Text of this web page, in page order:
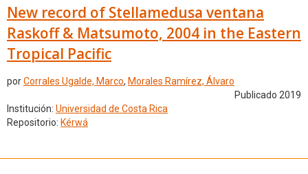
New record of Stellamedusa ventana
Raskoff & Matsumoto, 2004 in the Eastern
Tropical Pacific
porCorrales Ugalde, Marco, Morales Ramírez, Álvaro
Publicado 2019
Institución: Universidad de Costa Rica
Repositorio: Kérwá